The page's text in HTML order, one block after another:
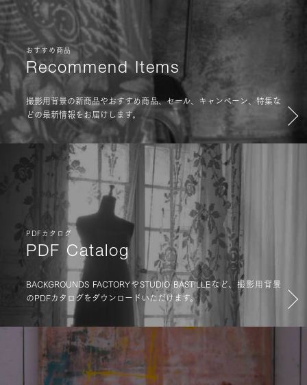
おすすめ商品
Recommend Items
撮影用背景の新商品やおすすめ商品、セール、キャンペーン、特集な
どの最新情報をお届けします。
PDFカタログ
PDF Catalog
BACKGROUNDS FACTORYやSTUDIO BASTILLEなど、撮影用背景
のPDFカタログをダウンロードいただけます。